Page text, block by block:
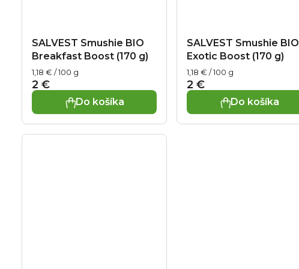
SALVEST Smushie BIO
Breakfast Boost (170 g)
2 €
Jednotková cena:
1,18 € / 100 g
Do košíka
SALVEST Smushie BIO
Exotic Boost (170 g)
2 €
Jednotková cena:
1,18 € / 100 g
Do košíka